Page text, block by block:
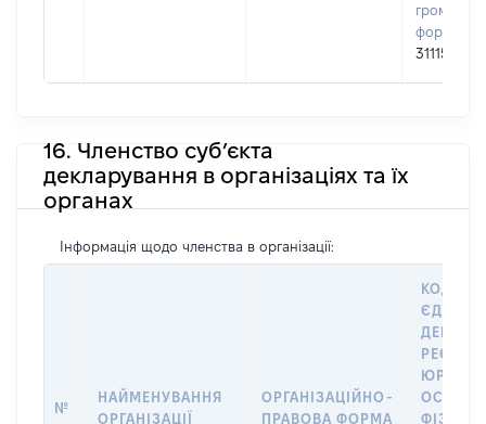
31115684
16. Членство суб’єкта
декларування в організаціях та їх
органах
Інформація щодо членства в організації:
№
НАЙМЕНУВАННЯ
ОРГАНІЗАЦІЇ
ОРГАНІЗАЦІЙНО-
ПРАВОВА ФОРМА
КОД В
РЕЄСТРІ
ОСІБ,